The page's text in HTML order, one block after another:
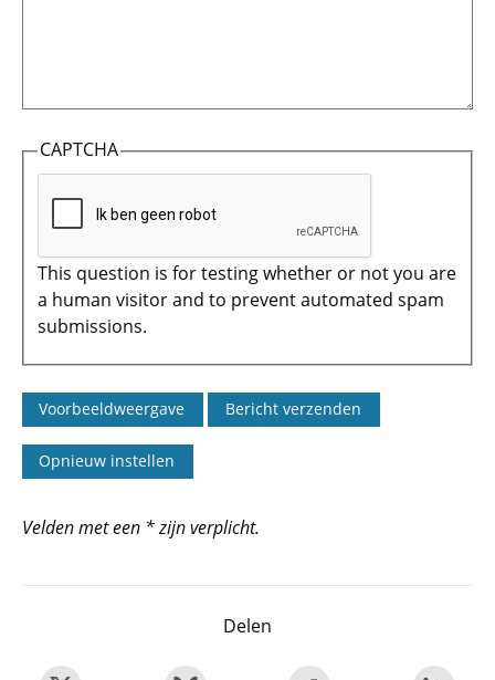
CAPTCHA
This question is for testing whether or not you are
a human visitor and to prevent automated spam
submissions.
Velden met een * zijn verplicht.
Delen